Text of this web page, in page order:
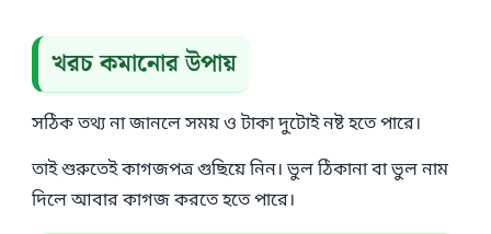
খরচ কমানোর উপায়
সঠিক তথ্য না জানলে সময় ও টাকা দুটোই নষ্ট হতে পারে।
তাই শুরুতেই কাগজপত্র গুছিয়ে নিন। ভুল ঠিকানা বা ভুল নাম
দিলে আবার কাগজ করতে হতে পারে।